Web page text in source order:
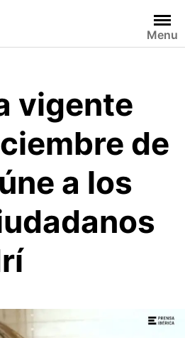
Menu
vigente
de
a los